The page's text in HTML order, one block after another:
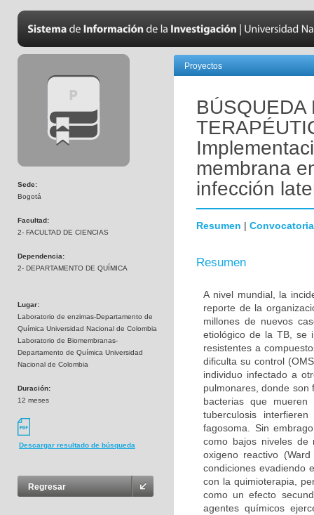
Sede:
Bogotá
Facultad:
2- FACULTAD DE CIENCIAS
Dependencia:
2- DEPARTAMENTO DE QUÍMICA
Lugar:
Laboratorio de enzimas-Departamento de
Química Universidad Nacional de Colombia
Laboratorio de Biomembranas-
Departamento de Química Universidad
Nacional de Colombia
Duración:
12 meses
Descargar resultado de búsqueda
Regresar
Proyectos
BÚSQUEDA
membrana
infección
Resumen | Convocatoria
Resumen
A nivel mundial, la
reporte de la
millones de nuevos
etiológico de la TB, se
resistentes a
dificulta su control
individuo infectado a
pulmonares, donde son
bacterias que
tuberculosis
fagosoma. Sin
como bajos niveles de
oxigeno reactivo
condiciones evadiendo
con la quimioterapia,
como un efecto
agentes químicos